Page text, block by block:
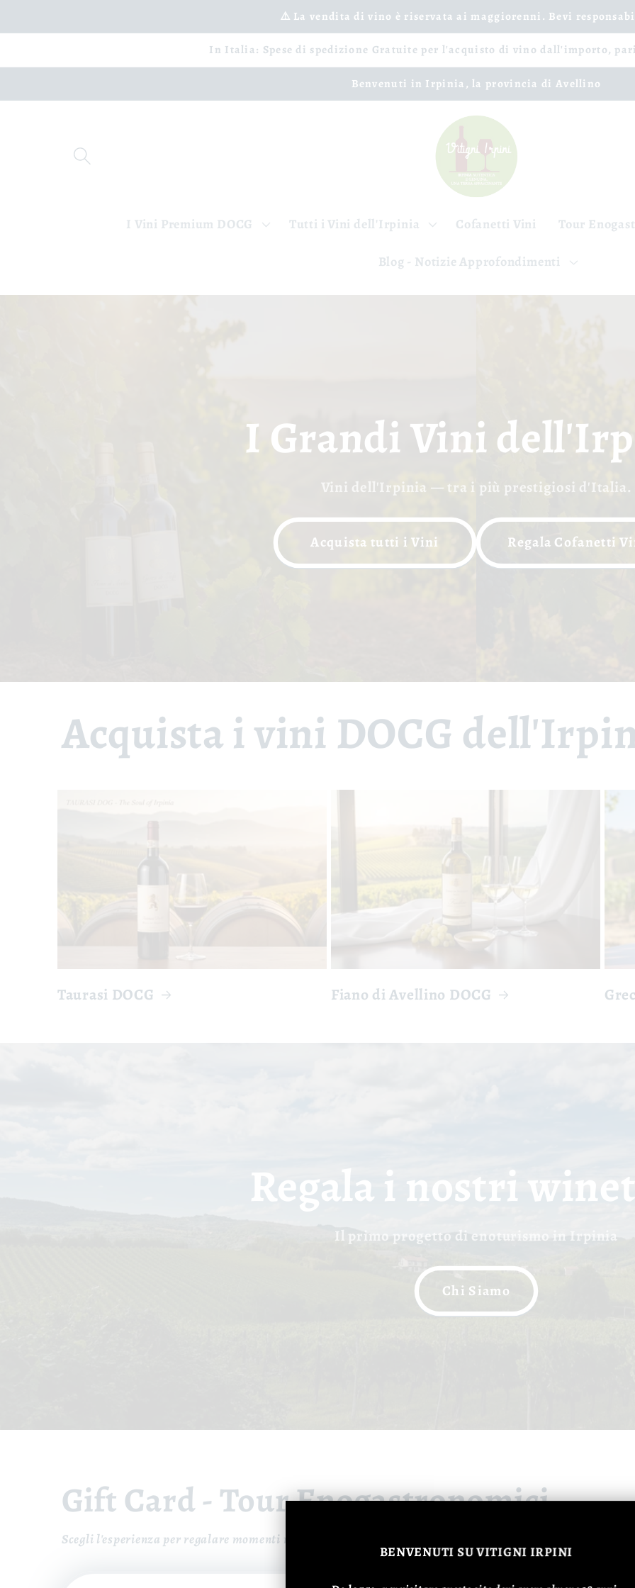
ai contenuti
⚠️ La vendita di vino è riservata ai maggiorenni. Bevi
In Italia: Spese di spedizione Gratuite per l'acquisto di vino dall'importo,
Benvenuti in Irpinia, la provincia di Avellino
I Vini Premium DOCG Tutti i Vini dell'Irpinia Cofanetti Vini Tour
Blog - Notizie Approfondimenti
I Grandi Vini
Vini dell'Irpinia — tra i più prestigiosi d'Italia.
Acquista tutti i Vini Regala Cofanetti
Acquista i vini DOCG
Taurasi DOCG Fiano di Avellino DOCG
Regala i nostri
Il primo progetto di enoturismo in Irpinia
Chi Siamo
Gift Card - Tour Enogastronomici
Scegli l'esperienza per regalare momenti magici, ricordi indimenticabili.
BENVENUTI SU VITIGNI IRPINI